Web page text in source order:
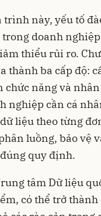
trình này, yếu tố
doanh
thiểu rủi ro.
thành ba cấp độ:
chức năng và
nghiệp cần cá
liệu theo từng
luồng, bảo vệ
quy định.
tâm Dữ liệu
có thể trở